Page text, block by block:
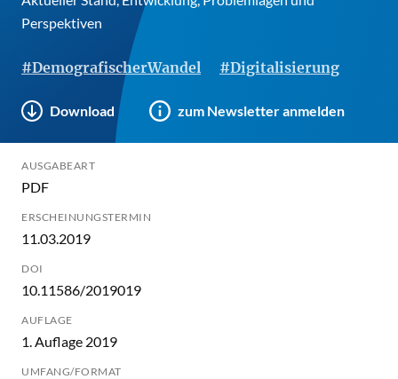
Perspektiven
#DemografischerWandel #Digitalisierung
Download zum Newsletter anmelden
AUSGABEART
PDF
ERSCHEINUNGSTERMIN
11.03.2019
DOI
10.11586/2019019
AUFLAGE
1. Auflage 2019
UMFANG/FORMAT